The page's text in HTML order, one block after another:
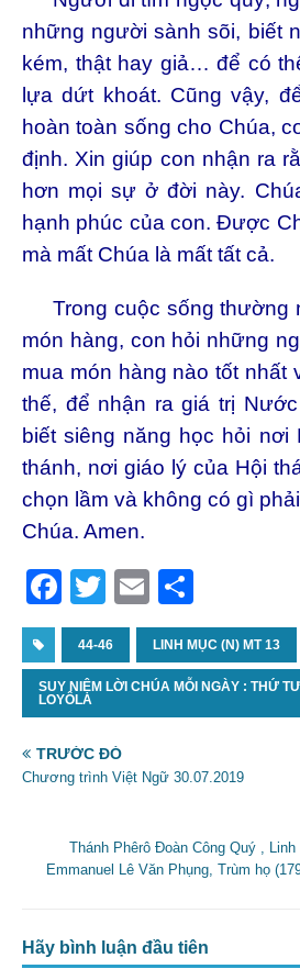
những người sành sõi, biết
kém, thật hay giả… để có
lựa dứt khoát. Cũng vậy,
hoàn toàn sống cho Chúa,
định. Xin giúp con nhận ra
hơn mọi sự ở đời này.
hạnh phúc của con. Được
mà mất Chúa là mất tất cả.
Trong cuộc sống thường
món hàng, con hỏi những
mua món hàng nào tốt nhất
thế, để nhận ra giá trị
biết siêng năng học hỏi nơi
thánh, nơi giáo lý của Hội
chọn lầm và không có gì
Chúa. Amen.
F
a
c
e
b
o
o
k
T
w
itt
er
E
m
ai
l
h
ar
e
44-46 LINH MỤC (N) MT 13
SUY NIỆM LỜI CHÚA MỖI NGÀY : THỨ
LOYÔLA
TRƯỚC ĐÓ
Chương trình Việt Ngữ 30.07.2019
Thánh Phêrô Đoàn Công Quý ,
Emmanuel Lê Văn Phụng, Trùm họ
Hãy bình luận đầu tiên